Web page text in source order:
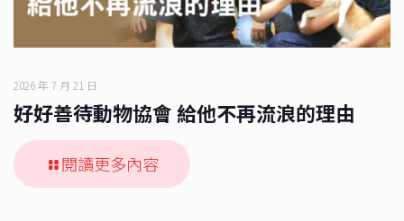
2026 年 7 月 21 日
好好善待動物協會 給他不再流浪的理由
閱讀更多內容